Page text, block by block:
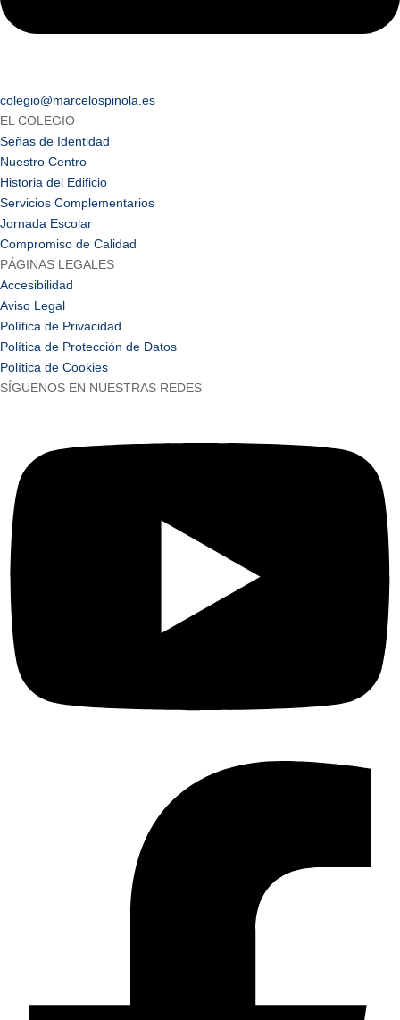
colegio@marcelospinola.es
EL COLEGIO
Señas de Identidad
Nuestro Centro
Historia del Edificio
Servicios Complementarios
Jornada Escolar
Compromiso de Calidad
PÁGINAS LEGALES
Accesibilidad
Aviso Legal
Política de Privacidad
Política de Protección de Datos
Política de Cookies
SÍGUENOS EN NUESTRAS REDES